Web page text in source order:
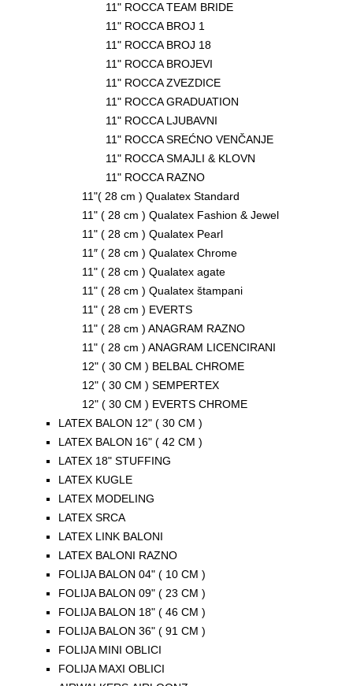
11" ROCCA TEAM BRIDE
11" ROCCA BROJ 1
11" ROCCA BROJ 18
11" ROCCA BROJEVI
11" ROCCA ZVEZDICE
11" ROCCA GRADUATION
11" ROCCA LJUBAVNI
11" ROCCA SREĆNO VENČANJE
11" ROCCA SMAJLI & KLOVN
11" ROCCA RAZNO
11"( 28 cm ) Qualatex Standard
11" ( 28 cm ) Qualatex Fashion & Jewel
11" ( 28 cm ) Qualatex Pearl
11″ ( 28 cm ) Qualatex Chrome
11" ( 28 cm ) Qualatex agate
11" ( 28 cm ) Qualatex štampani
11" ( 28 cm ) EVERTS
11" ( 28 cm ) ANAGRAM RAZNO
11" ( 28 cm ) ANAGRAM LICENCIRANI
12" ( 30 CM ) BELBAL CHROME
12" ( 30 CM ) SEMPERTEX
12" ( 30 CM ) EVERTS CHROME
LATEX BALON 12" ( 30 CM )
LATEX BALON 16" ( 42 CM )
LATEX 18" STUFFING
LATEX KUGLE
LATEX MODELING
LATEX SRCA
LATEX LINK BALONI
LATEX BALONI RAZNO
FOLIJA BALON 04" ( 10 CM )
FOLIJA BALON 09" ( 23 CM )
FOLIJA BALON 18" ( 46 CM )
FOLIJA BALON 36" ( 91 CM )
FOLIJA MINI OBLICI
FOLIJA MAXI OBLICI